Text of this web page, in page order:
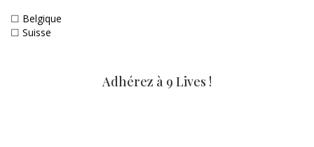
☐ Belgique
☐ Suisse
Adhérez à 9 Lives !